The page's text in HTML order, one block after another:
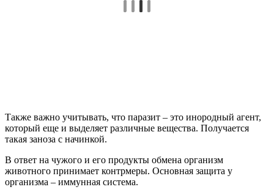
Также важно учитывать, что паразит – это инородный агент,
который еще и выделяет различные вещества. Получается
такая заноза с начинкой.
В ответ на чужого и его продукты обмена организм
животного принимает контрмеры. Основная защита у
организма – иммунная система.